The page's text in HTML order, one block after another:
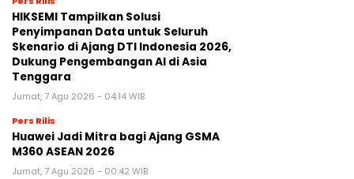
HIKSEMI Tampilkan Solusi
Penyimpanan Data untuk Seluruh
Skenario di Ajang DTI Indonesia 2026,
Dukung Pengembangan AI di Asia
Tenggara
Jumat, 7 Agu 2026 - 04:14 WIB
Pers Rilis
Huawei Jadi Mitra bagi Ajang GSMA
M360 ASEAN 2026
Jumat, 7 Agu 2026 - 00:42 WIB